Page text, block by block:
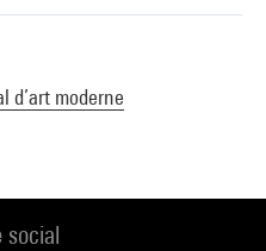
d’art moderne
social